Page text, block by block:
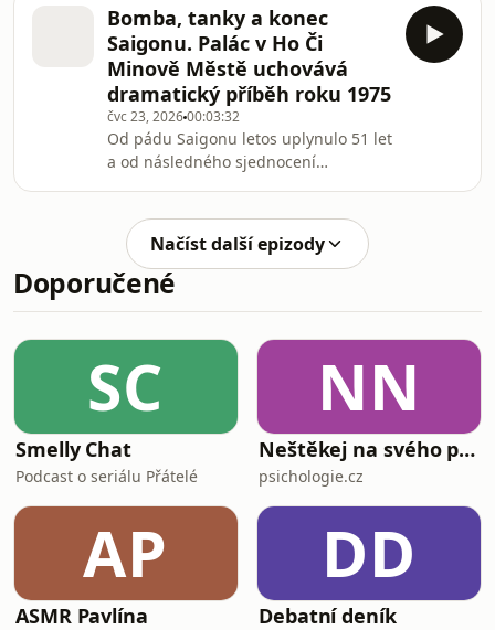
které nabízejí téměř 1800
představení. Premiéru tu letos měl i
nedokončený text bývalého českého
prezidenta a dramatika Šeřík. V silné
konkurenci se znovu prosadili také
čeští umělci a sourozenci Raphael
Ruiz a Daniela Hirsh s inscenací
L’Indiscipline.Všechny díly
Bomba, tanky a konec
Saigonu. Palác v Ho Či
Minově Městě uchovává
dramatický příběh roku 1975
čvc 23, 202600:03:32
Od pádu Saigonu letos uplynulo 51 let
a od následného sjednocení
Vietnamu dnes nese jméno Ho Či
Minovo Město a jeho dravá ekonomika
ho proměňuje k nepoznání. Mezi
výškovými budovami ale stále
čas v roce 1975.Všechny díly podcastu
Zápisník zahraničních zpravodajů
můžete pohodlně poslou
Načíst další epizody
Doporučené
SC
Smelly Chat
Podcast o seriálu Přátelé
NN
Neštěkej na svého psa
psichologie.cz
AP
ASMR Pavlína
DD
Debatní deník